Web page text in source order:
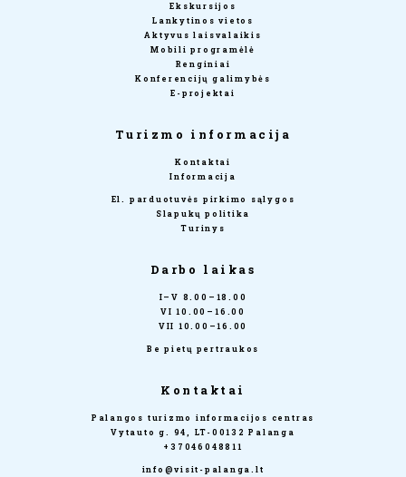
Ekskursijos
Lankytinos vietos
Aktyvus laisvalaikis
Mobili programėlė
Renginiai
Konferencijų galimybės
E-projektai
Turizmo informacija
Kontaktai
Informacija
El. parduotuvės pirkimo sąlygos
Slapukų politika
Turinys
Darbo laikas
I–V 8.00–18.00
VI 10.00–16.00
VII 10.00–16.00
Be pietų pertraukos
Kontaktai
Palangos turizmo informacijos centras
Vytauto g. 94, LT-00132 Palanga
+37046048811
info@visit-palanga.lt